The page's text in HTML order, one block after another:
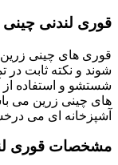
قوری لندنی
قوری های چینی زرین
شوند و نکته ثابت در
شستشو و استفاده
های چینی زرین می
آشپزخانه ای می
مشخصات قوری